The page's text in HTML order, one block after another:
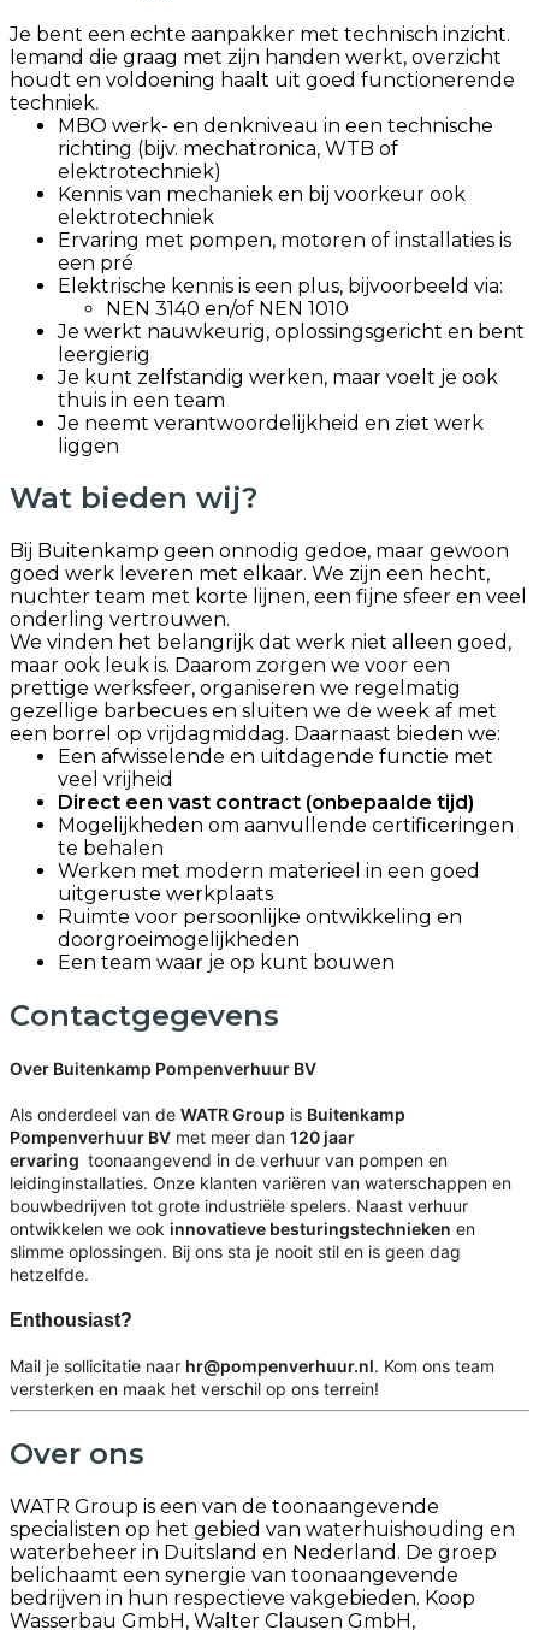
Je bent een echte aanpakker met technisch inzicht.
Iemand die graag met zijn handen werkt, overzicht
houdt en voldoening haalt uit goed functionerende
techniek.
MBO werk- en denkniveau in een technische
richting (bijv. mechatronica, WTB of
elektrotechniek)
Kennis van mechaniek en bij voorkeur ook
elektrotechniek
Ervaring met pompen, motoren of installaties is
een pré
Elektrische kennis is een plus, bijvoorbeeld via:
NEN 3140 en/of NEN 1010
Je werkt nauwkeurig, oplossingsgericht en bent
leergierig
Je kunt zelfstandig werken, maar voelt je ook
thuis in een team
Je neemt verantwoordelijkheid en ziet werk
liggen
Wat bieden wij?
Bij Buitenkamp geen onnodig gedoe, maar gewoon
goed werk leveren met elkaar. We zijn een hecht,
nuchter team met korte lijnen, een fijne sfeer en veel
onderling vertrouwen.
We vinden het belangrijk dat werk niet alleen goed,
maar ook leuk is. Daarom zorgen we voor een
prettige werksfeer, organiseren we regelmatig
gezellige barbecues en sluiten we de week af met
een borrel op vrijdagmiddag. Daarnaast bieden we:
Een afwisselende en uitdagende functie met
veel vrijheid
Direct een vast contract (onbepaalde tijd)
Mogelijkheden om aanvullende certificeringen
te behalen
Werken met modern materieel in een goed
uitgeruste werkplaats
Ruimte voor persoonlijke ontwikkeling en
doorgroeimogelijkheden
Een team waar je op kunt bouwen
Contactgegevens
Over Buitenkamp Pompenverhuur BV
Als onderdeel van de WATR Group is Buitenkamp
Pompenverhuur BV met meer dan 120 jaar
ervaring toonaangevend in de verhuur van pompen en
leidinginstallaties. Onze klanten variëren van waterschappen en
bouwbedrijven tot grote industriële spelers. Naast verhuur
ontwikkelen we ook innovatieve besturingstechnieken en
slimme oplossingen. Bij ons sta je nooit stil en is geen dag
hetzelfde.
Enthousiast?
Mail je sollicitatie naar hr@pompenverhuur.nl. Kom ons team
versterken en maak het verschil op ons terrein!
Over ons
WATR Group is een van de toonaangevende
specialisten op het gebied van waterhuishouding en
waterbeheer in Duitsland en Nederland. De groep
belichaamt een synergie van toonaangevende
bedrijven in hun respectieve vakgebieden. Koop
Wasserbau GmbH, Walter Clausen GmbH,